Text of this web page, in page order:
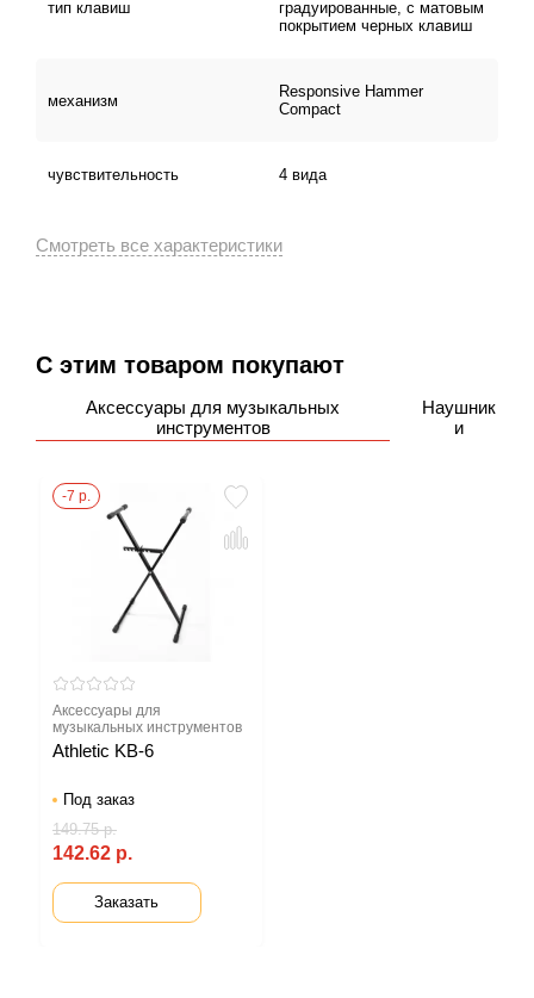
добавлена функция Bluetooth, позволяющая
воспроизводить музыку с телефона через динамики
большей четкости и качества звука.
тип клавиш
градуированные, с матовым
покрытием черных клавиш
механизм
Responsive Hammer
Compact
чувствительность 4 вида
С этим товаром покупают
Аксессуары для музыкальных
инструментов
Наушник
и
-7 р.
Аксессуары для
музыкальных инструментов
Athletic KB-6
Под заказ
142.62 р.
149.75 р.
Заказать